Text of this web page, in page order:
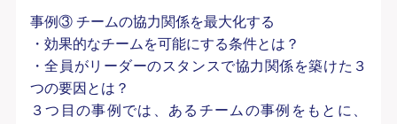
事例③ チームの協力関係を最大化する
・効果的なチームを可能にする条件とは？
・全員がリーダーのスタンスで協力関係を築けた３
つの要因とは？
３つ目の事例では、あるチームの事例をもとに、